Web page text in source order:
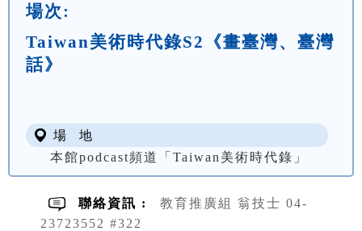
場次:
Taiwan美術時代錄S2《畫臺灣、臺灣
話》
場 地
本館podcast頻道「Taiwan美術時代錄」
聯絡資訊 :
教育推廣組 翁技士 04-
23723552 #322